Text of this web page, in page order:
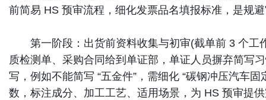
前简易 HS 预审流程，细化发票品名填报标准，是规
第一阶段：出货前资料收集与初审(截单前 3 个工
质检测单、采购合同给到单证部，单证人员摒弃简写
写，例如不能简写 “五金件”，需细化 “碳钢冲压汽车
数，标注成分、加工工艺、适用场景，为 HS 预审提